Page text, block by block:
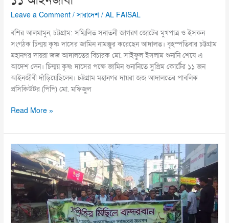
Leave a Comment /সারাদেশ /AL FAISAL
বশির আলমামুন, চট্টগ্রাম: সম্মিলিত সনাতনী জাগরণ জোটের মুখপাত্র ও ইসকন
সংগঠক চিন্ময় কৃষ্ণ দাসের জামিন নামঞ্জুর করেছেন আদালত। বৃহস্পতিবার চট্টগ্রাম
মহানগর দায়রা জজ আদালতের বিচারক মো. সাইফুল ইসলাম শুনানি শেষে এ
আদেশ দেন। চিন্ময় কৃষ্ণ দাসের পক্ষে জামিন শুনানিতে সুপ্রিম কোর্টের ১১ জন
আইনজীবী দাঁড়িয়েছিলেন। চট্টগ্রাম মহানগর দায়রা জজ আদালতের পাবলিক
প্রসিকিউটর (পিপি) মো. মফিজুল
Read More »
বান্দরবানে
জেলা
পরিষদের
আয়োজনে
সম্প্রীতির
মিছিল